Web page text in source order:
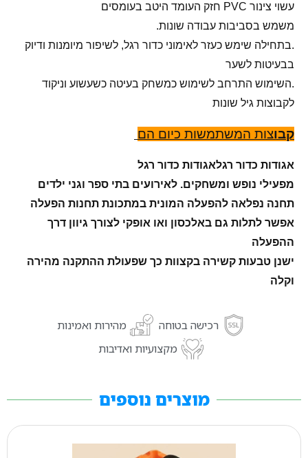
עשוי צינור PVC חזק העומד היטב בעומסים
משמש בסביבות עבודה שונות.
.בתחילה שימש כעזר לאימוני כדור רגל, לשיפור מיומנות ודיוק
בבעיטות לשער
.השימוש התרחב לשימוש כמשחק בעיטה כשעשוע וניקוד
לקבוצות גיל שונות
קבוצות המשתמשות כיום הם
אגודות כדור רגלאגודות כדור רגל
מפעילי נופש ומשחקים. לאירועים בתי ספר וגני ילדים
תחנה נפלאה להפעלה המונית במתכונת תחנות הפעלה
אפשר לתלות גם באלכסון ואו אופקי לצורך גיוון דרך
ההפעלה
ישנן טבעות קשירה בקצוות כך שפעולת ההתקנה מהירה
וקלה
רכישה בטוחה
מהירות ואמינות
מקצועיות ואדיבות
מוצרים נוספים